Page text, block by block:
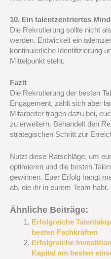
10. Ein talentzentriertes
Die Rekrutierung sollte nicht
werden. Entwickelt ein
kontinuierliche Identifizierung
Mittelpunkt steht.
Fazit
Die Rekrutierung der besten
Engagement, zahlt sich aber
Mitarbeiter tragen dazu bei,
zu erweitern. Behandelt den
strategischen Schritt zur
Nutzt diese Ratschläge, um
optimieren und die besten
gewinnen. Euer Erfolg hängt
ab, die ihr in eurem Team habt.
Ähnliche Beiträge:
Erfolgreiche
besten Fachkräften
Erfolgreiche
Kapital am besten